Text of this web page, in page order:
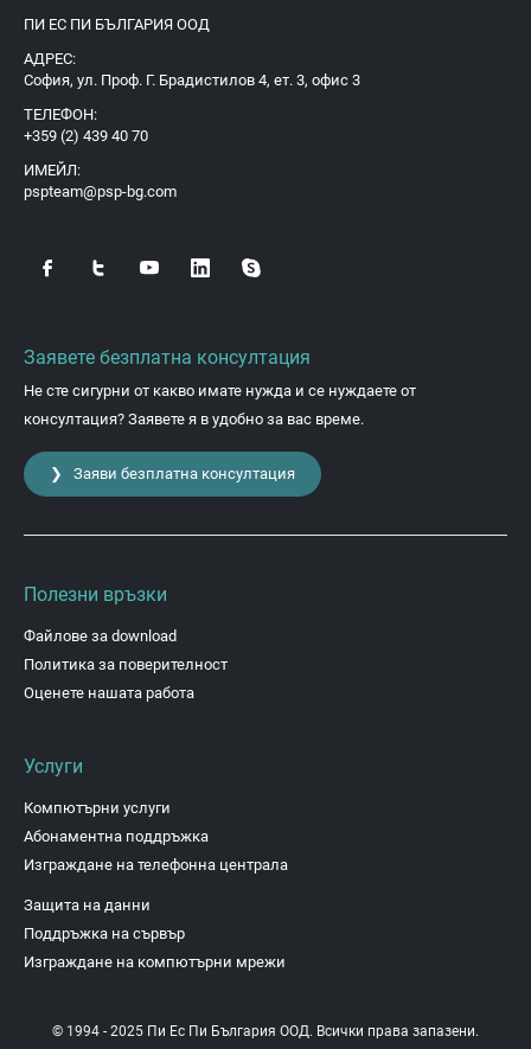
ПИ ЕС ПИ БЪЛГАРИЯ ООД
АДРЕС:
София, ул. Проф. Г. Брадистилов 4, ет. 3, офис 3
ТЕЛЕФОН:
+359 (2) 439 40 70
ИМЕЙЛ:
pspteam@psp-bg.com
Заявете безплатна консултация
Не сте сигурни от какво имате нужда и се нуждаете от
консултация? Заявете я в удобно за вас време.
❯ Заяви безплатна консултация
Полезни връзки
Файлове за download
Политика за поверителност
Оценете нашата работа
Услуги
Компютърни услуги
Абонаментна поддръжка
Изграждане на телефонна централа
Защита на данни
Поддръжка на сървър
Изграждане на компютърни мрежи
© 1994 - 2025 Пи Ес Пи България ООД. Всички права запазени.